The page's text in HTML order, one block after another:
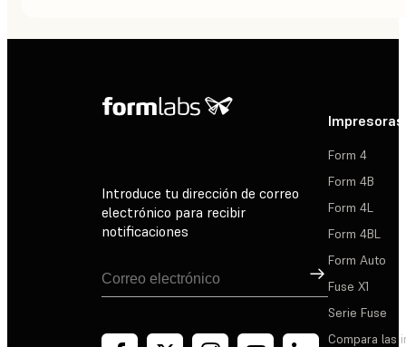
Introduce tu dirección de correo
electrónico para recibir
notificaciones
Suscribirse
Impresoras
Form 4
Form 4B
Form 4L
Form 4BL
Form Auto
Fuse X1
Serie Fuse
Compara las